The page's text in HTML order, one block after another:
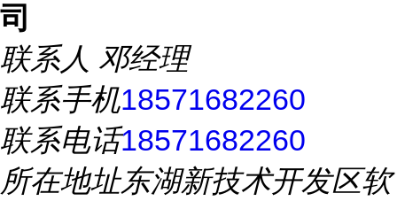
司
联系人 邓经理
联系手机18571682260
联系电话18571682260
所在地址东湖新技术开发区软